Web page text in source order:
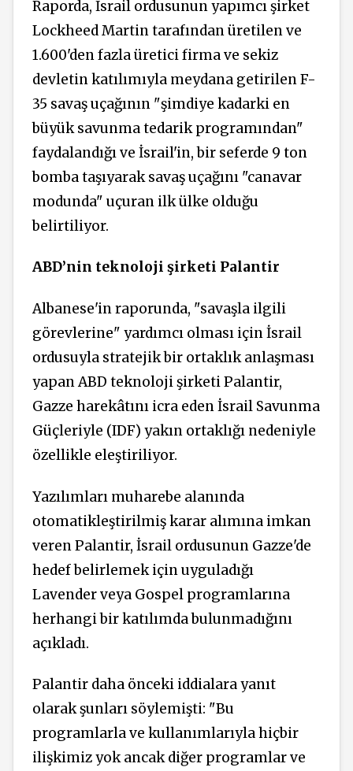
Raporda, İsrail ordusunun yapımcı şirket
Lockheed Martin tarafından üretilen ve
1.600'den fazla üretici firma ve sekiz
devletin katılımıyla meydana getirilen F-
35 savaş uçağının "şimdiye kadarki en
büyük savunma tedarik programından"
faydalandığı ve İsrail'in, bir seferde 9 ton
bomba taşıyarak savaş uçağını "canavar
modunda" uçuran ilk ülke olduğu
belirtiliyor.
ABD’nin teknoloji şirketi Palantir
Albanese'in raporunda, "savaşla ilgili
görevlerine" yardımcı olması için İsrail
ordusuyla stratejik bir ortaklık anlaşması
yapan ABD teknoloji şirketi Palantir,
Gazze harekâtını icra eden İsrail Savunma
Güçleriyle (IDF) yakın ortaklığı nedeniyle
özellikle eleştiriliyor.
Yazılımları muharebe alanında
otomatikleştirilmiş karar alımına imkan
veren Palantir, İsrail ordusunun Gazze'de
hedef belirlemek için uyguladığı
Lavender veya Gospel programlarına
herhangi bir katılımda bulunmadığını
açıkladı.
Palantir daha önceki iddialara yanıt
olarak şunları söylemişti: "Bu
programlarla ve kullanımlarıyla hiçbir
ilişkimiz yok ancak diğer programlar ve